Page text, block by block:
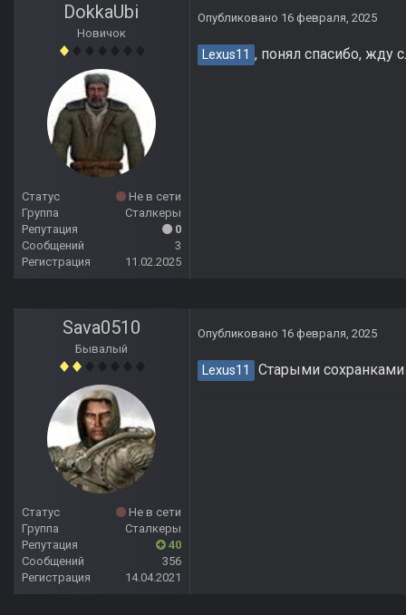
DokkaUbi
Новичок
Статус
Не в сети
Группа
Сталкеры
Репутация
0
Сообщений
3
Регистрация
11.02.2025
Опубликовано 16 февраля, 2025
Lexus11 , понял спасибо, жду
Sava0510
Бывалый
Статус
Не в сети
Группа
Сталкеры
Репутация
40
Сообщений
356
Регистрация
14.04.2021
Опубликовано 16 февраля, 2025
Lexus11 Старыми